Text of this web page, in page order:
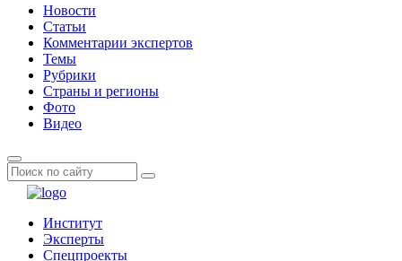
Новости
Статьи
Комментарии экспертов
Темы
Рубрики
Страны и регионы
Фото
Видео
Институт
Эксперты
Спецпроекты